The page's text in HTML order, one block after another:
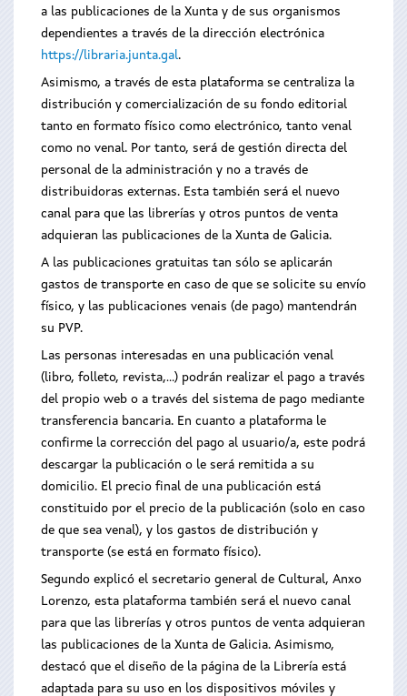
a las publicaciones de la Xunta y de sus organismos
dependientes a través de la dirección electrónica
https://libraria.junta.gal.
Asimismo, a través de esta plataforma se centraliza la
distribución y comercialización de su fondo editorial
tanto en formato físico como electrónico, tanto venal
como no venal. Por tanto, será de gestión directa del
personal de la administración y no a través de
distribuidoras externas. Esta también será el nuevo
canal para que las librerías y otros puntos de venta
adquieran las publicaciones de la Xunta de Galicia.
A las publicaciones gratuitas tan sólo se aplicarán
gastos de transporte en caso de que se solicite su envío
físico, y las publicaciones venais (de pago) mantendrán
su PVP.
Las personas interesadas en una publicación venal
(libro, folleto, revista,...) podrán realizar el pago a través
del propio web o a través del sistema de pago mediante
transferencia bancaria. En cuanto a plataforma le
confirme la corrección del pago al usuario/a, este podrá
descargar la publicación o le será remitida a su
domicilio. El precio final de una publicación está
constituido por el precio de la publicación (solo en caso
de que sea venal), y los gastos de distribución y
transporte (se está en formato físico).
Segundo explicó el secretario general de Cultural, Anxo
Lorenzo, esta plataforma también será el nuevo canal
para que las librerías y otros puntos de venta adquieran
las publicaciones de la Xunta de Galicia. Asimismo,
destacó que el diseño de la página de la Librería está
adaptada para su uso en los dispositivos móviles y